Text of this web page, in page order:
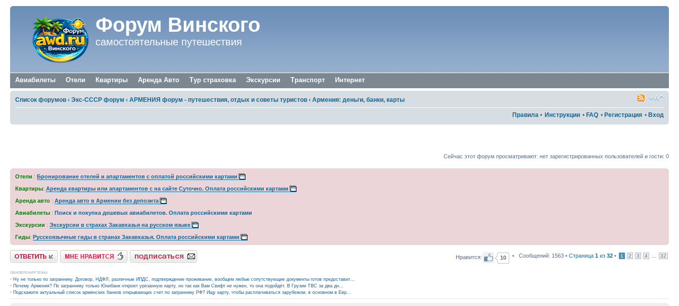
Форум Винского
самостоятельные путешествия
Авиабилеты Отели Квартиры Аренда Авто Тур страховка Экскурсии Транспорт Интернет
Список форумов ‹ Экс-СССР форум ‹ АРМЕНИЯ форум - путешествия, отдых и советы туристов ‹ Армения: деньги, банки, карты
Правила • Инструкции • FAQ • Регистрация • Вход
Сейчас этот форум просматривают: нет зарегистрированных пользователей и гости: 0
Отели : Бронирование отелей и апартаментов с оплатой российскими картами
Квартиры: Аренда квартиры или апартаментов с на сайте Суточно. Оплата российскими картами
Аренда авто : Аренда авто в Армении без депозита
Авиабилеты : Поиск и покупка дешевых авиабилетов. Оплата российскими картами
Экскурсии : Экскурсии в страхах Закавказья на русском языке
Гиды: Русскоязычные гиды в странах Закавказья. Оплата российскими картами
Ответить Нравится Подписаться на тему
Нравится: 10 • Сообщений: 1563 • Страница 1 из 32 • 1 2 3 4 32
ОБНОВЛЕНИЯ ТЕМЫ:
• Ну не только по заграннику. Договор, НДФЛ, различные ИПДС, подтверждение проживание, вообщем любые сопутствующие документы готов предоставит…
• Почему Армения? По заграннику только Юнибанк откроет урезанную карту, но так как Вам Свифт не нужен, то она подойдёт. В Грузии TBC за два дн…
• Подскажите актуальный список армянских банков открывающих счет по заграннику РФ? Ищу карту, чтобы расплачиваться зарубежом, в основном в Евр…